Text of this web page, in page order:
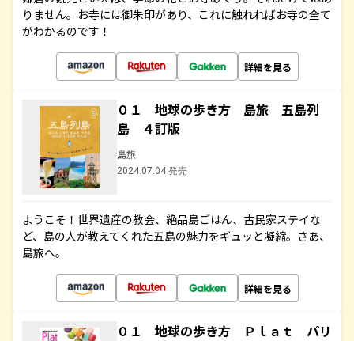
りません。お寺には御朱印があり、これに触れればお寺の全て
がわかるのです！
詳細を見る
０１ 地球の歩き方 島旅 五島列
島 ４訂版
島旅
2024.07.04 発売
ようこそ！世界遺産の教会、絶品島ごはん、古民家ステイな
ど、島の人が教えてくれた五島の魅力をギュッと凝縮。さあ、
島旅へ。
詳細を見る
０１ 地球の歩き方 Ｐｌａｔ パリ